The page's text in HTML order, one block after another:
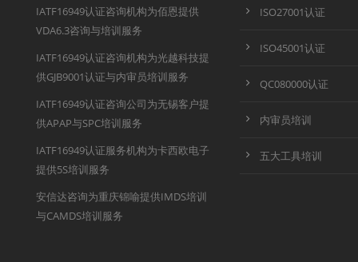
IATF16949认证咨询机构为佰恩提供
VDA6.3咨询与培训服务
IATF16949认证咨询机构为光越科技提
供GJB9001认证与内审员培训服务
IATF16949认证咨询公司为无锡客户提
供APAP与SPC培训服务
IATF16949认证服务机构为卡西欧电子
提供5S培训服务
安信达咨询为重庆锦喻提供IMDS培训
与CAMDS培训服务
ISO27001认证
ISO45001认证
QC080000认证
内审员培训
五大工具培训